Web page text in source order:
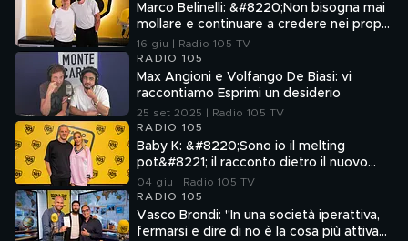
Marco Belinelli: &#8220;Non bisogna mai
mollare e continuare a credere nei propri
sogni&#8221;
16 giu | Radio 105 TV
RADIO 105
Max Angioni e Volfango De Biasi: vi
raccontiamo Esprimi un desiderio
25 set 2025 | Radio 105 TV
RADIO 105
Baby K: &#8220;Sono io il melting
pot&#8221; il racconto dietro il nuovo
singolo TUCAMACARENA
04 giu | Radio 105 TV
RADIO 105
Vasco Brondi: "In una società iperattiva,
fermarsi e dire di no è la cosa più attiva